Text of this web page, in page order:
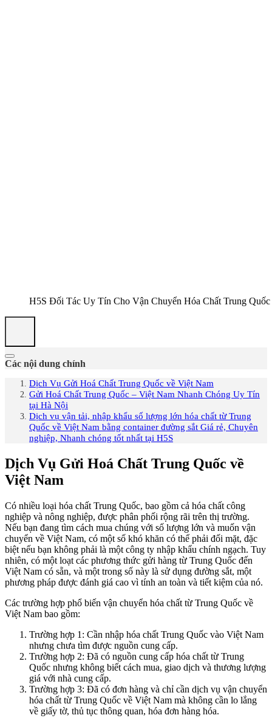
H5S Đối Tác Uy Tín Cho Vận Chuyển Hóa Chất Trung
Các nội dung chính
Dịch Vụ Gửi Hoá Chất Trung Quốc về Việt Nam
Gửi Hoá Chất Trung Quốc – Việt Nam Nhanh Chóng Uy Tín
tại Hà Nội
Dịch vụ vận tải, nhập khẩu số lượng lớn hóa chất từ Trung
Quốc về Việt Nam bằng container đường sắt Giá rẻ, Chuyên
nghiệp, Nhanh chóng tốt nhất tại H5S
Dịch Vụ Gửi Hoá Chất Trung Quốc về
Việt Nam
Có nhiều loại hóa chất Trung Quốc, bao gồm cả hóa chất công
nghiệp và nông nghiệp, được phân phối rộng rãi trên thị trường.
Nếu bạn đang tìm cách mua chúng với số lượng lớn và muốn vận
chuyển về Việt Nam, có một số khó khăn có thể phải đối mặt, đặc
biệt nếu bạn không phải là một công ty nhập khẩu chính ngạch. Tuy
nhiên, có một loạt các phương thức gửi hàng từ Trung Quốc đến
Việt Nam có sẵn, và một trong số này là sử dụng đường sắt, một
phương pháp được đánh giá cao vì tính an toàn và tiết kiệm của nó.
Các trường hợp phổ biến vận chuyển hóa chất từ Trung Quốc về
Việt Nam bao gồm:
Trường hợp 1: Cần nhập hóa chất Trung Quốc vào Việt Nam
nhưng chưa tìm được nguồn cung cấp.
Trường hợp 2: Đã có nguồn cung cấp hóa chất từ Trung
Quốc nhưng không biết cách mua, giao dịch và thương lượng
giá với nhà cung cấp.
Trường hợp 3: Đã có đơn hàng và chỉ cần dịch vụ vận chuyển
hóa chất từ Trung Quốc về Việt Nam mà không cần lo lắng
về giấy tờ, thủ tục thông quan, hóa đơn hàng hóa.